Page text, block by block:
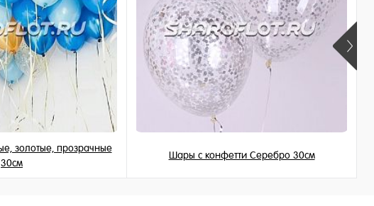
золотые, прозрачные
30см
Шары с конфетти Серебро 30см